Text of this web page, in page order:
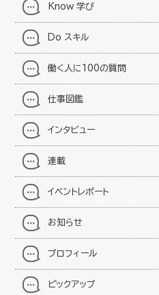
Know 学び
Do スキル
働く人に100の質問
仕事図鑑
インタビュー
連載
イベントレポート
お知らせ
プロフィール
ピックアップ